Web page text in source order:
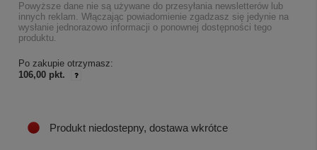
Powyższe dane nie są używane do przesyłania newsletterów lub
innych reklam. Włączając powiadomienie zgadzasz się jedynie na
wysłanie jednorazowo informacji o ponownej dostępności tego
produktu.
Po zakupie otrzymasz:
106,00 pkt.
Produkt niedostepny, dostawa wkrótce